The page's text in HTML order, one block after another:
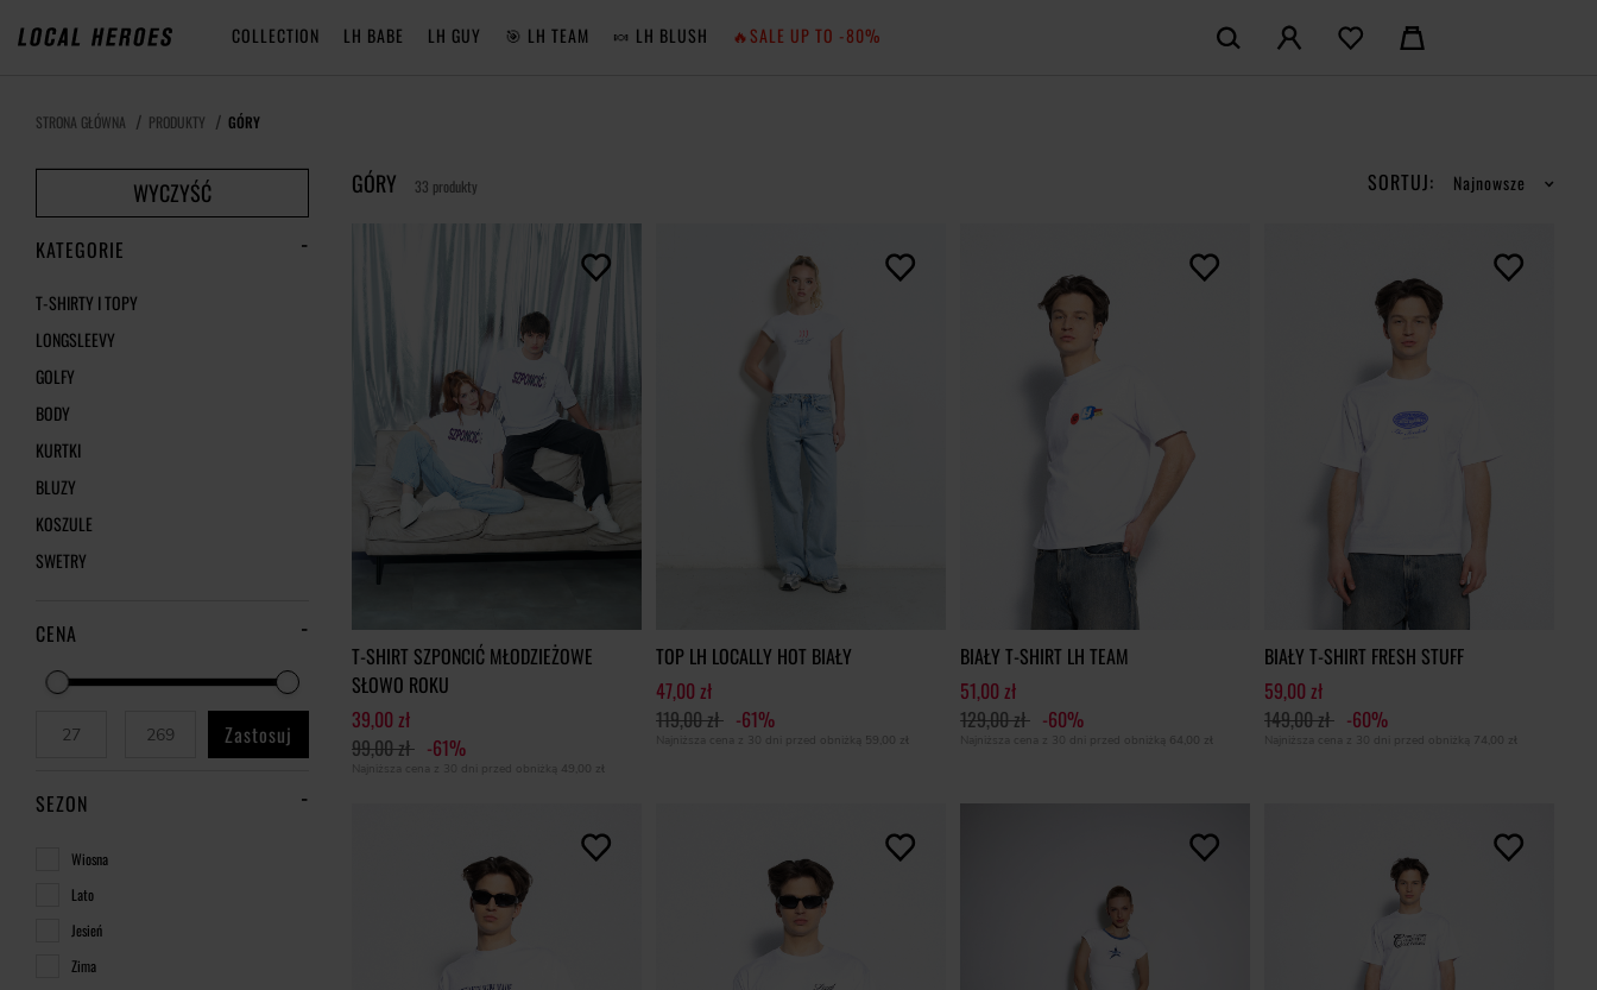
COLLECTION LH BABE LH GUY 🎯 LH TEAM 🍬 LH BLUSH 🔥SALE UP TO -80%
NIE MAM KONTA
ZAŁÓŻ KONTO
STRONA GŁÓWNA PRODUKTY GÓRY
WYCZYŚĆ
KATEGORIE
T-SHIRTY I TOPY
LONGSLEEVY
GOLFY
BODY
KURTKI
BLUZY
KOSZULE
SWETRY
CENA
Zastosuj
SEZON
Wiosna
Lato
Jesień
Zima
GÓRY 33 produkty SORTUJ: Najnowsze
T-SHIRT SZPONCIĆ MŁODZIEŻOWE
SŁOWO ROKU
39,00 zł
99,00 zł -61%
Najniższa cena z 30 dni przed obniżką 49,00 zł
TOP LH LOCALLY HOT BIAŁY
47,00 zł
119,00 zł -61%
Najniższa cena z 30 dni przed obniżką 59,00 zł
BIAŁY T-SHIRT LH TEAM
51,00 zł
129,00 zł -60%
Najniższa cena z 30 dni przed obniżką 64,00 zł
BIAŁY T-SHIRT FRESH STUFF
59,00 zł
149,00 zł -60%
Najniższa cena z 30 dni przed obniżką 74,00 zł